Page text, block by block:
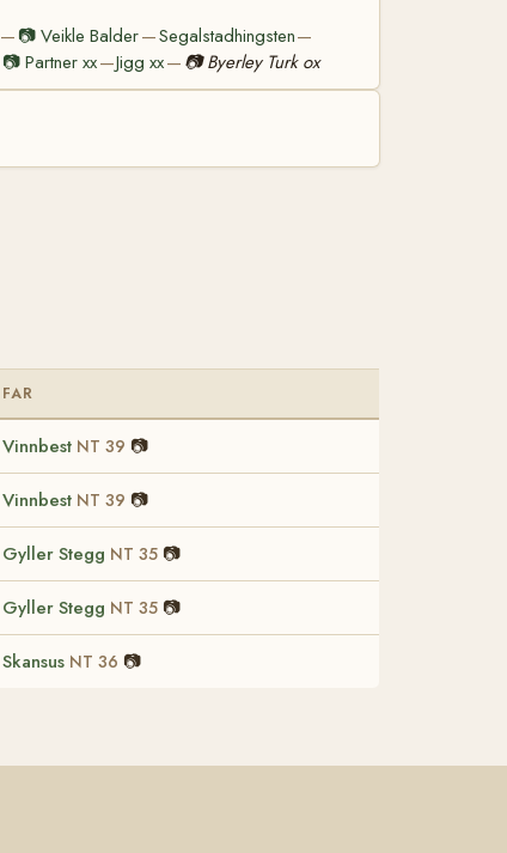
— 📷 Veikle Balder—Segalstadhingsten—
📷Partner xx—Jigg xx— 📷 Byerley Turk ox
FAR
Vinnbest NT 39 📷
Vinnbest NT 39 📷
Gyller Stegg NT 35 📷
Gyller Stegg NT 35 📷
Skansus NT 36 📷